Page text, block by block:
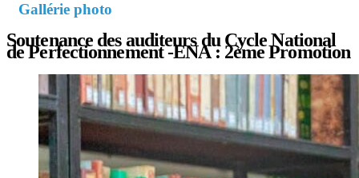
Gallérie photo
Soutenance des auditeurs du Cycle National
de Perfectionnement -ENA : 2ème Promotion